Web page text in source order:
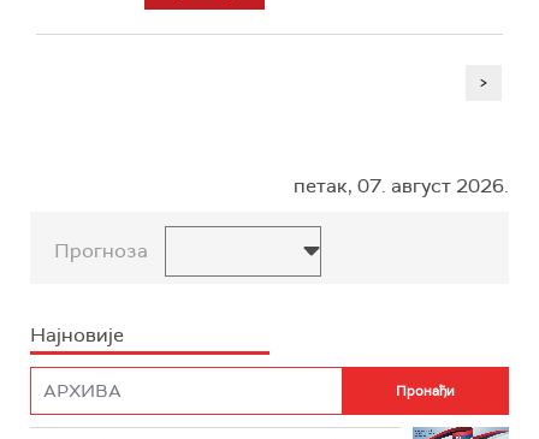
>
петак, 07. август 2026.
Прогноза
Најновије